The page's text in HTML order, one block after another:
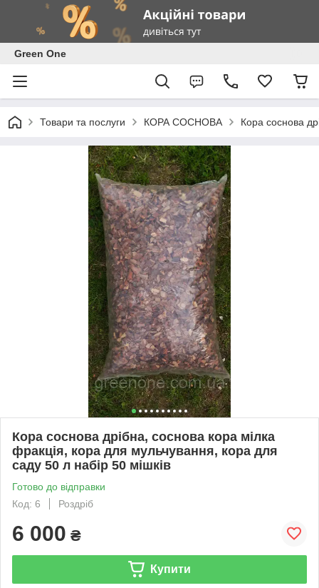
Green One
Товари та послуги КОРА СОСНОВА Кора соснова
Кора соснова дрібна, соснова кора мілка
фракція, кора для мульчування, кора для
саду 50 л набір 50 мішків
Готово до відправки
Код: 6
Роздріб
6 000 ₴
Купити